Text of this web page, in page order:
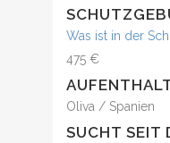
Was ist in der
475 €
Oliva / Spanien
SUCHT SEIT